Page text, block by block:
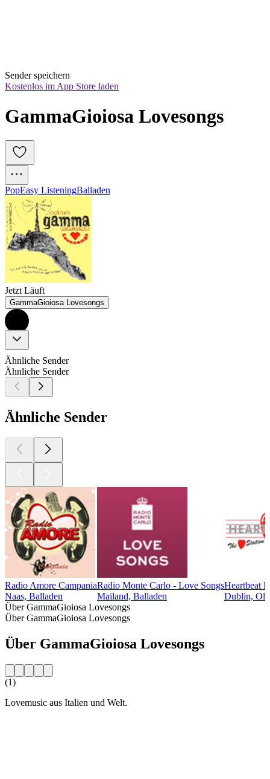
Sender speichern
Kostenlos im App Store laden
GammaGioiosa Lovesongs
PopEasy ListeningBalladen
Jetzt Läuft
GammaGioiosa Lovesongs
Ähnliche Sender
Ähnliche Sender
Ähnliche Sender
Radio Amore Campania
Naas, Balladen
Radio Monte Carlo - Love Songs
Mailand, Balladen
Heartbeat
Dublin,
Über GammaGioiosa Lovesongs
Über GammaGioiosa Lovesongs
Über GammaGioiosa Lovesongs
(1)
Lovemusic aus Italien und Welt.